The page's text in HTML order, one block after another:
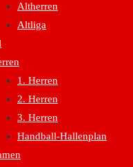
Altherren
Altliga
1. Herren
2. Herren
3. Herren
Handball-Hallenplan